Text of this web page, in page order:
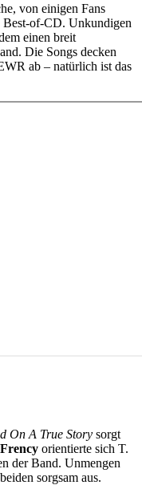
von einigen Fans
Best-of-CD. Unkundigen
einen breit
Die Songs decken
ab – natürlich ist das
On A True Story sorgt
Frency orientierte sich T.
der Band. Unmengen
sorgsam aus.